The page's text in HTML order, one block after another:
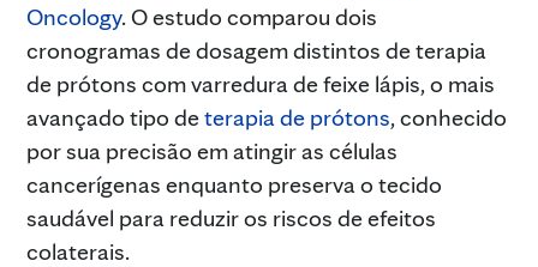
Oncology. O estudo comparou dois
cronogramas de dosagem distintos de terapia
de prótons com varredura de feixe lápis, o mais
avançado tipo deterapia de prótons, conhecido
por sua precisão em atingir as células
cancerígenas enquanto preserva o tecido
saudável para reduzir os riscos de efeitos
colaterais.